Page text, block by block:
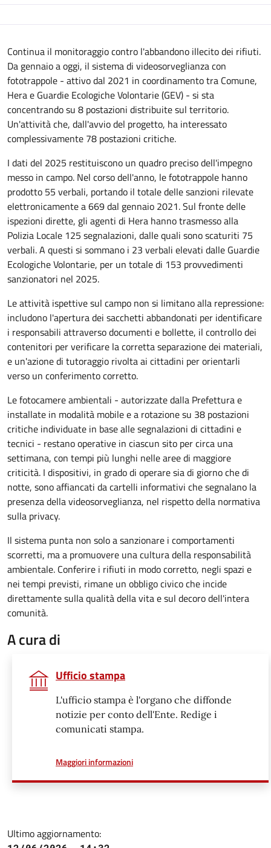
Descrizione
Continua il monitoraggio contro l'abbandono illecito dei rifiuti.
Da gennaio a oggi, il sistema di videosorveglianza con
fototrappole - attivo dal 2021 in coordinamento tra Comune,
Hera e Guardie Ecologiche Volontarie (GEV) - si sta
concentrando su 8 postazioni distribuite sul territorio.
Un'attività che, dall'avvio del progetto, ha interessato
complessivamente 78 postazioni critiche.
I dati del 2025 restituiscono un quadro preciso dell'impegno
messo in campo. Nel corso dell'anno, le fototrappole hanno
prodotto 55 verbali, portando il totale delle sanzioni rilevate
elettronicamente a 669 dal gennaio 2021. Sul fronte delle
ispezioni dirette, gli agenti di Hera hanno trasmesso alla
Polizia Locale 125 segnalazioni, dalle quali sono scaturiti 75
verbali. A questi si sommano i 23 verbali elevati dalle Guardie
Ecologiche Volontarie, per un totale di 153 provvedimenti
sanzionatori nel 2025.
Le attività ispettive sul campo non si limitano alla repressione:
includono l'apertura dei sacchetti abbandonati per identificare
i responsabili attraverso documenti e bollette, il controllo dei
contenitori per verificare la corretta separazione dei materiali,
e un'azione di tutoraggio rivolta ai cittadini per orientarli
verso un conferimento corretto.
Le fotocamere ambientali - autorizzate dalla Prefettura e
installate in modalità mobile e a rotazione su 38 postazioni
critiche individuate in base alle segnalazioni di cittadini e
tecnici - restano operative in ciascun sito per circa una
settimana, con tempi più lunghi nelle aree di maggiore
criticità. I dispositivi, in grado di operare sia di giorno che di
notte, sono affiancati da cartelli informativi che segnalano la
presenza della videosorveglianza, nel rispetto della normativa
sulla privacy.
Il sistema punta non solo a sanzionare i comportamenti
scorretti, ma a promuovere una cultura della responsabilità
ambientale. Conferire i rifiuti in modo corretto, negli spazi e
nei tempi previsti, rimane un obbligo civico che incide
direttamente sulla qualità della vita e sul decoro dell'intera
comunità.
A cura di
Ufficio stampa
L'ufficio stampa è l'organo che diffonde
notizie per conto dell'Ente. Redige i
comunicati stampa.
Maggiori informazionia proposito di
Ultimo aggiornamento: